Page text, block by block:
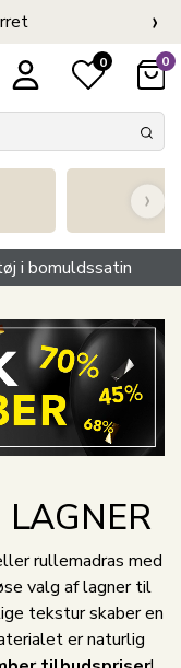
›
0 0
›
i bomuldssatin
rullemadras med
valg af lagner til
tekstur skaber en
er naturlig